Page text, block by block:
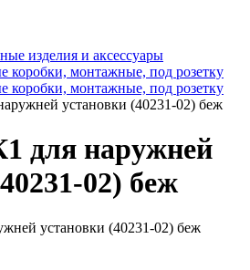
изделия и аксессуары
коробки, монтажные, под розетку
коробки, монтажные, под розетку
установки (40231-02) беж
для наружней
02) беж